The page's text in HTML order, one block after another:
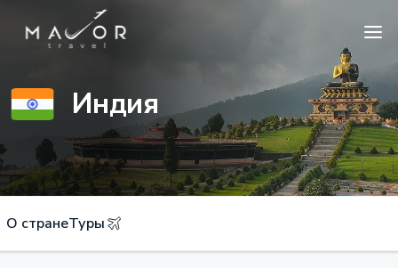
Индия
О странеТуры